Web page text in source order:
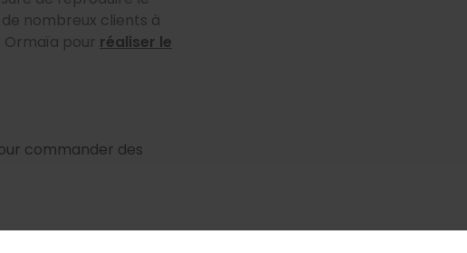
nombreux clients à
Ormaïa pour réaliser le
commander des